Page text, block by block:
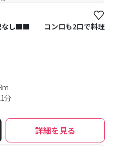
なし■■ コンロも2口で料理
分
詳細を見る